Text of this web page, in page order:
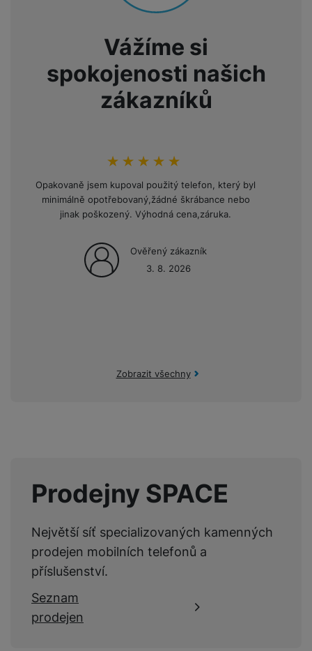
Vážíme si
spokojenosti našich
zákazníků
hodnoceni_zakazniku
100 %
Opakovaně jsem kupoval použitý telefon, který byl
minimálně opotřebovaný,žádné škrábance nebo
jinak poškozený. Výhodná cena,záruka.
Ověřený zákazník
3. 8. 2026
Zobrazit všechny
Prodejny SPACE
Největší síť specializovaných kamenných
prodejen mobilních telefonů a
příslušenství.
Seznam
prodejen